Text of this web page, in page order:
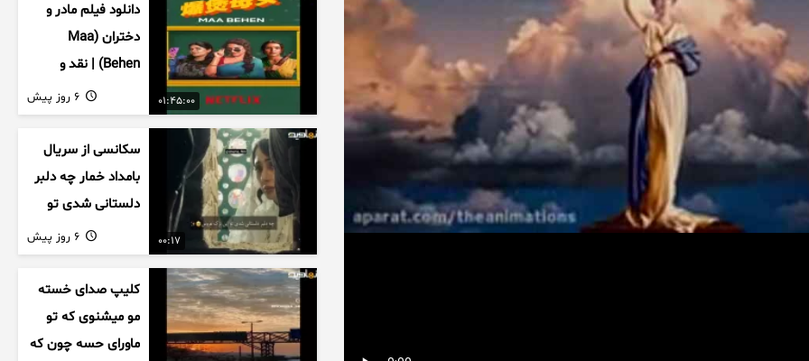
01:45:00
دانلود فیلم مادر و
دختران (Maa
Behen) | نقد و
بررسی درام خانوادگی
هندی
00:17
سکانسی از سریال
بامداد خمار چه دلبر
دلستانی شدی تو
این بزک عروس..
کلیپ صدای خسته
مو میشنوی که تو
ماورای حسه چون که